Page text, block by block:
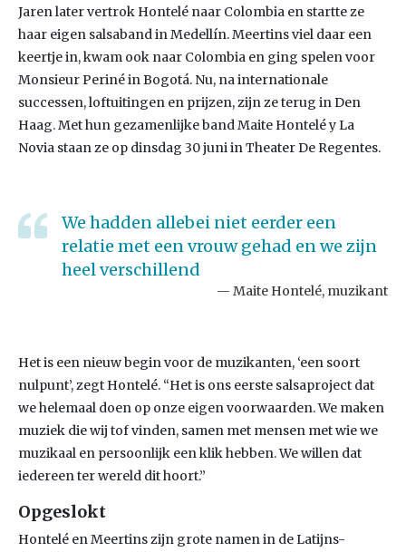
Jaren later vertrok Hontelé naar Colombia en startte ze
haar eigen salsaband in Medellín. Meertins viel daar een
keertje in, kwam ook naar Colombia en ging spelen voor
Monsieur Periné in Bogotá. Nu, na internationale
successen, loftuitingen en prijzen, zijn ze terug in Den
Haag. Met hun gezamenlijke band Maite Hontelé y La
Novia staan ze op dinsdag 30 juni in Theater De Regentes.
We hadden allebei niet eerder een
relatie met een vrouw gehad en we zijn
heel verschillend
Maite Hontelé, muzikant
Het is een nieuw begin voor de muzikanten, ‘een soort
nulpunt’, zegt Hontelé. “Het is ons eerste salsaproject dat
we helemaal doen op onze eigen voorwaarden. We maken
muziek die wij tof vinden, samen met mensen met wie we
muzikaal en persoonlijk een klik hebben. We willen dat
iedereen ter wereld dit hoort.”
Opgeslokt
Hontelé en Meertins zijn grote namen in de Latijns-